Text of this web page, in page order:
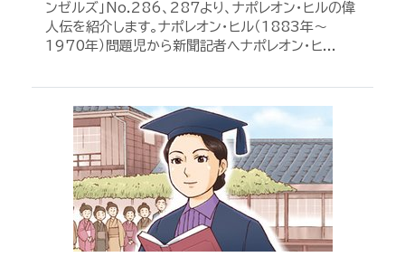
ンゼルズ」No.286、287より、ナポレオン・ヒルの偉
人伝を紹介します。ナポレオン・ヒル（1883年～
1970年）問題児から新聞記者へナポレオン・ヒ...